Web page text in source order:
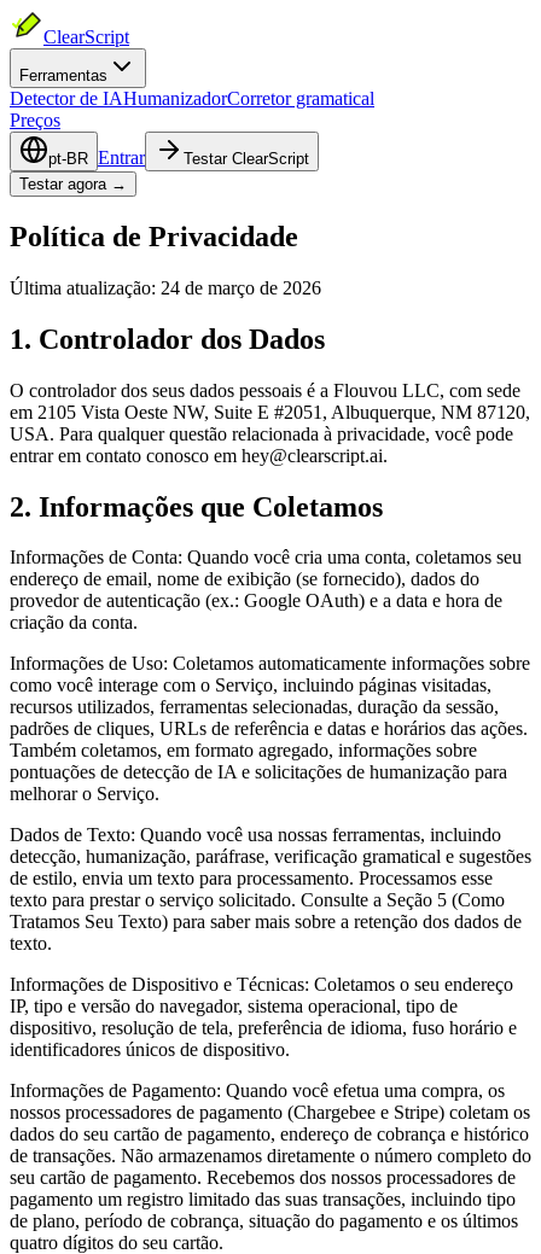
ClearScript
Ferramentas
Detector de IAHumanizadorCorretor gramatical
Preços
pt-BR Entrar
Testar ClearScript
Testar agora →
Política de Privacidade
Última atualização: 24 de março de 2026
1. Controlador dos Dados
O controlador dos seus dados pessoais é a Flouvou LLC, com sede
em 2105 Vista Oeste NW, Suite E #2051, Albuquerque, NM 87120,
USA. Para qualquer questão relacionada à privacidade, você pode
entrar em contato conosco em hey@clearscript.ai.
2. Informações que Coletamos
Informações de Conta: Quando você cria uma conta, coletamos seu
endereço de email, nome de exibição (se fornecido), dados do
provedor de autenticação (ex.: Google OAuth) e a data e hora de
criação da conta.
Informações de Uso: Coletamos automaticamente informações sobre
como você interage com o Serviço, incluindo páginas visitadas,
recursos utilizados, ferramentas selecionadas, duração da sessão,
padrões de cliques, URLs de referência e datas e horários das ações.
Também coletamos, em formato agregado, informações sobre
pontuações de detecção de IA e solicitações de humanização para
melhorar o Serviço.
Dados de Texto: Quando você usa nossas ferramentas, incluindo
detecção, humanização, paráfrase, verificação gramatical e sugestões
de estilo, envia um texto para processamento. Processamos esse
texto para prestar o serviço solicitado. Consulte a Seção 5 (Como
Tratamos Seu Texto) para saber mais sobre a retenção dos dados de
texto.
Informações de Dispositivo e Técnicas: Coletamos o seu endereço
IP, tipo e versão do navegador, sistema operacional, tipo de
dispositivo, resolução de tela, preferência de idioma, fuso horário e
identificadores únicos de dispositivo.
Informações de Pagamento: Quando você efetua uma compra, os
nossos processadores de pagamento (Chargebee e Stripe) coletam os
dados do seu cartão de pagamento, endereço de cobrança e histórico
de transações. Não armazenamos diretamente o número completo do
seu cartão de pagamento. Recebemos dos nossos processadores de
pagamento um registro limitado das suas transações, incluindo tipo
de plano, período de cobrança, situação do pagamento e os últimos
quatro dígitos do seu cartão.